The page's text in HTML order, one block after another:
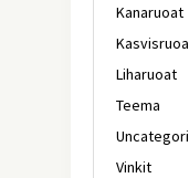
Kanaruoat
Liharuoat
Teema
Vinkit